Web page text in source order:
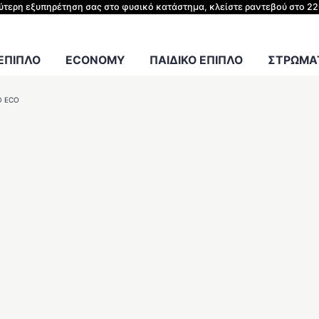
εξυπηρέτηση σας στο φυσικό κατάστημα, κλείστε ραντεβού στο
ECONOMY ΠΑΙΔΙΚΟ ΕΠΙΠΛΟ
ΚΡΕΒΑΤΙΟΥ